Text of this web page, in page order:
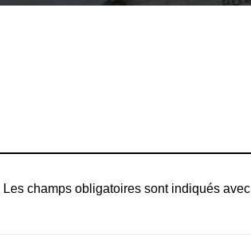
Les champs obligatoires sont indiqués avec